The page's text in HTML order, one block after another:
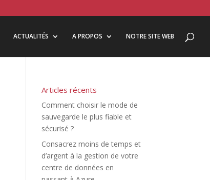
ACTUALITÉS A PROPOS NOTRE SITE WEB
Articles récents
Comment choisir le mode de
sauvegarde le plus fiable et
sécurisé ?
Consacrez moins de temps et
d’argent à la gestion de votre
centre de données en